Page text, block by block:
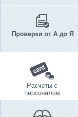
Проверки от А до Я
Расчеты с
персоналом